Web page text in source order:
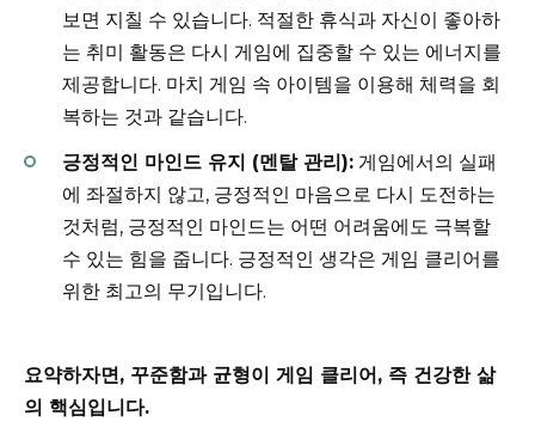
보면 지칠 수 있습니다. 적절한 휴식과 자신이 좋아하
는 취미 활동은 다시 게임에 집중할 수 있는 에너지를
제공합니다. 마치 게임 속 아이템을 이용해 체력을 회
복하는 것과 같습니다.
긍정적인 마인드 유지 (멘탈 관리): 게임에서의 실패
에 좌절하지 않고, 긍정적인 마음으로 다시 도전하는
것처럼, 긍정적인 마인드는 어떤 어려움에도 극복할
수 있는 힘을 줍니다. 긍정적인 생각은 게임 클리어를
위한 최고의 무기입니다.
요약하자면, 꾸준함과 균형이 게임 클리어, 즉 건강한 삶
의 핵심입니다.